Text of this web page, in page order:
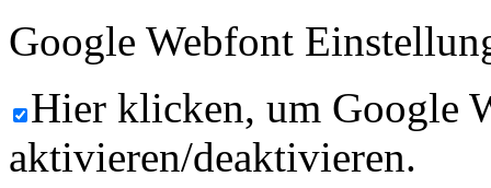
Google Webfont
Hier klicken, um Google
aktivieren/deaktivieren.